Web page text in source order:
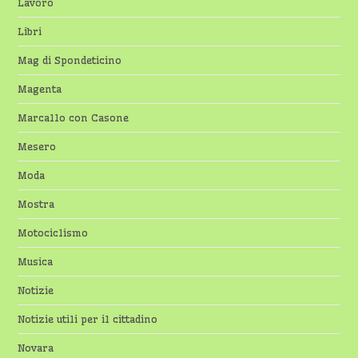
Libri
Mag di Spondeticino
Magenta
Marcallo con Casone
Mesero
Moda
Mostra
Motociclismo
Musica
Notizie
Notizie utili per il cittadino
Novara